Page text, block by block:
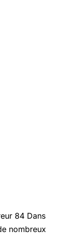
84 Dans
nombreux